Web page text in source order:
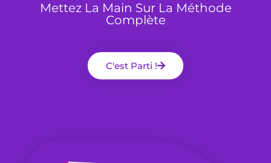
Mettez La Main Sur La Méthode
Complète
C'est Parti !